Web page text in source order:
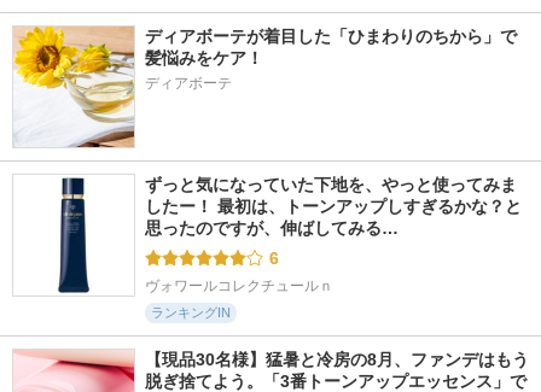
ディアボーテが着目した「ひまわりのちから」で
髪悩みをケア！
ディアボーテ
ずっと気になっていた下地を、やっと使ってみま
したー！ 最初は、トーンアップしすぎるかな？と
思ったのですが、伸ばしてみる…
6
ヴォワールコレクチュールｎ
ランキングIN
【現品30名様】猛暑と冷房の8月、ファンデはもう
脱ぎ捨てよう。「3番トーンアップエッセンス」で